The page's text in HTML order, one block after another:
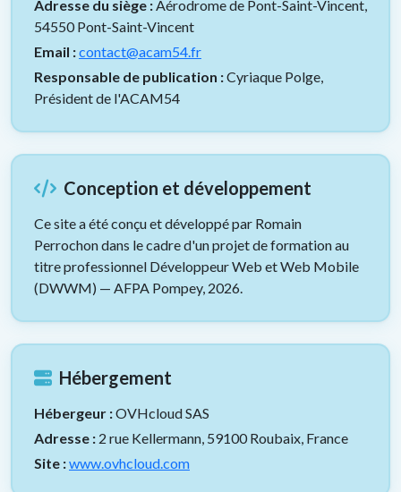
Adresse du siège :Aérodrome de Pont-Saint-Vincent,
54550 Pont-Saint-Vincent
Email :contact@acam54.fr
Responsable de publication :Cyriaque Polge,
Président de l'ACAM54
Conception et développement
Ce site a été conçu et développé par Romain
Perrochon dans le cadre d'un projet de formation au
titre professionnel Développeur Web et Web Mobile
(DWWM) — AFPA Pompey, 2026.
Hébergement
Hébergeur :OVHcloud SAS
Adresse : 2 rue Kellermann, 59100 Roubaix, France
Site :www.ovhcloud.com